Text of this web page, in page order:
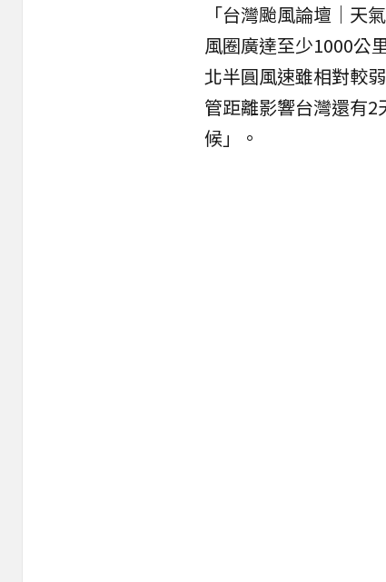
「台灣颱風論壇｜天
風圈廣達至少1000公
北半圓風速雖相對較
管距離影響台灣還有
候」。